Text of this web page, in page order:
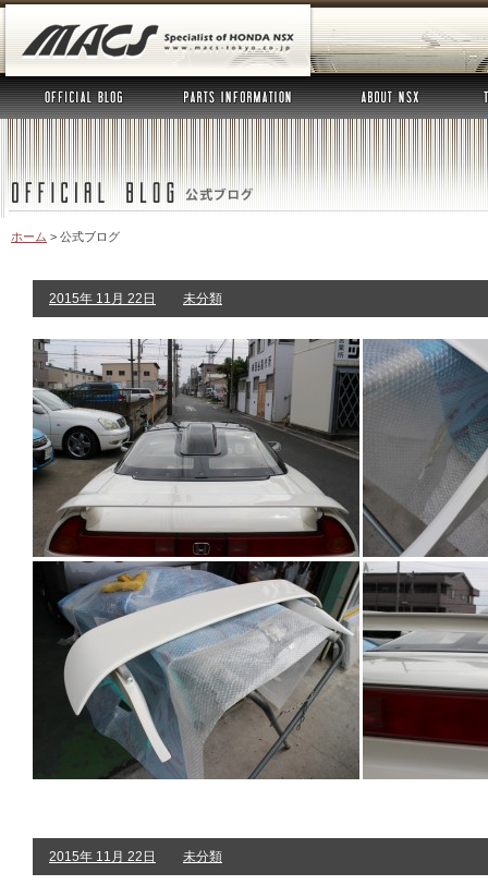
ホーム > 公式ブログ
2015年 11月 22日 未分類
2015年 11月 22日 未分類